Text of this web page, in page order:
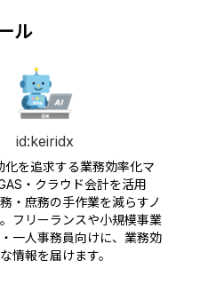
ル
id:keiridx
化を追求する業務効率化マ
・クラウド会計を活用
・庶務の手作業を減らすノ
フリーランスや小規模事業
一人事務員向けに、業務効
情報を届けます。